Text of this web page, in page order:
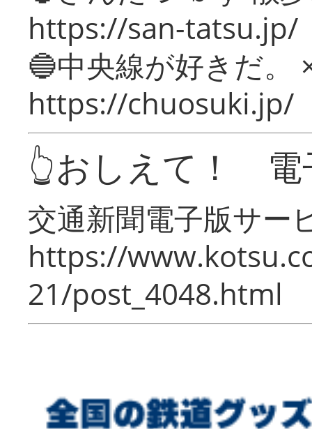
https://san-tatsu.jp/
🔵中央線が好きだ。
https://chuosuki.jp/
👆おしえて！ 電
交通新聞電子版サー
https://
21/post_4048.html